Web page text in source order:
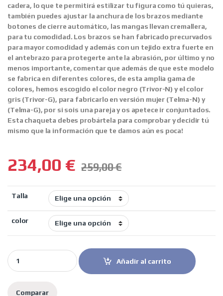
cadera, lo que te permitirá estilizar tu figura como tú quieras,
también puedes ajustar la anchura de los brazos mediante
botones de cierre automático, las mangas llevan cremallera,
para tu comodidad. Los brazos se han fabricado precurvados
para mayor comodidad y además con un tejido extra fuerte en
el antebrazo para protegerte ante la abrasión, por último y no
menos importante, comentar que además de que este modelo
se fabrica en diferentes colores, de esta amplia gama de
colores, hemos escogido el color negro (Trivor-N) y el color
gris (Trivor-G), para fabricarlo en versión mujer (Telma-N) y
(Telma-G), por si sois una pareja y os apetece ir conjuntados.
Esta chaqueta debes probártela para comprobar y decidir tú
mismo que la información que te damos aún es poca!
234,00 € 259,00€
Talla
color
Rainers chaqueta moto tricapa Trivor negra quantity
Añadir al carrito
Comparar